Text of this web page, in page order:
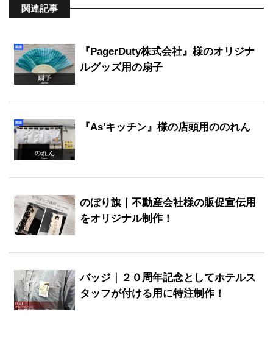
関連記事
『PagerDuty株式会社』様のオリジナ
ルグッズ用の扇子
『As'キッチン』様の店頭用ののれん
のぼり旗｜不動産会社様の販促宣伝用
をオリジナル制作！
バッジ｜２０周年記念としてホテルス
タッフが付ける用に特注制作！